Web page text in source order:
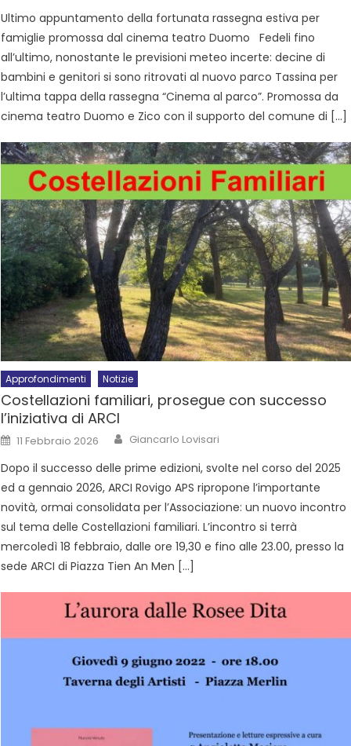
Ultimo appuntamento della fortunata rassegna estiva per
famiglie promossa dal cinema teatro Duomo Fedeli fino
all’ultimo, nonostante le previsioni meteo incerte: decine di
bambini e genitori si sono ritrovati al nuovo parco Tassina per
l’ultima tappa della rassegna “Cinema al parco”. Promossa da
cinema teatro Duomo e Zico con il supporto del comune di […]
Approfondimenti Notizie
Costellazioni familiari, prosegue con successo
l’iniziativa di ARCI
11 Febbraio 2026 Giancarlo Lovisari
Dopo il successo delle prime edizioni, svolte nel corso del 2025
ed a gennaio 2026, ARCI Rovigo APS ripropone l’importante
novità, ormai consolidata per l’Associazione: un nuovo incontro
sul tema delle Costellazioni familiari. L’incontro si terrà
mercoledì 18 febbraio, dalle ore 19,30 e fino alle 23.00, presso la
sede ARCI di Piazza Tien An Men […]